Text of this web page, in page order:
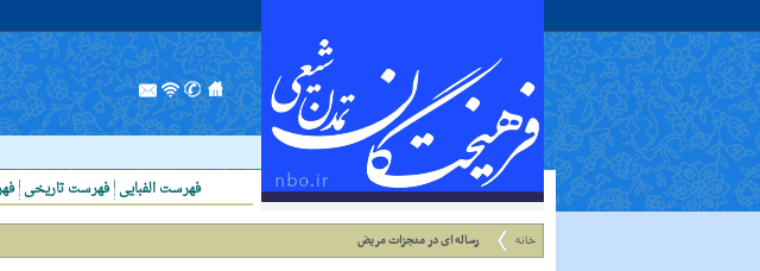
فهرست تاریخی فهرست الفبایی
خانه رساله اى در منجزات مریض